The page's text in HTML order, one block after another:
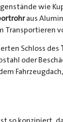
wie
aus
Schloss des
oder